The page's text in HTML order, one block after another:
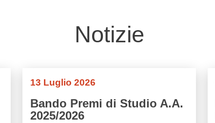
Notizie
13 Luglio 2026
Bando Premi di Studio A.A.
2025/2026